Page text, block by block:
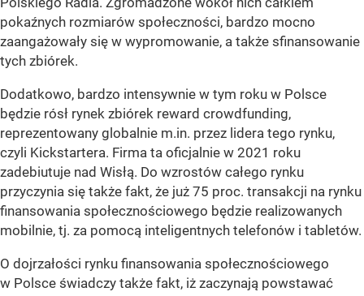
pokaźnych rozmiarów społeczności, bardzo mocno
zaangażowały się w wypromowanie, a także sfinansowanie
tych zbiórek.
Dodatkowo, bardzo intensywnie w tym roku w Polsce
będzie rósł rynek zbiórek reward crowdfunding,
reprezentowany globalnie m.in. przez lidera tego rynku,
czyli Kickstartera. Firma ta oficjalnie w 2021 roku
zadebiutuje nad Wisłą. Do wzrostów całego rynku
przyczynia się także fakt, że już 75 proc. transakcji na rynku
finansowania społecznościowego będzie realizowanych
mobilnie, tj. za pomocą inteligentnych telefonów i tabletów.
O dojrzałości rynku finansowania społecznościowego
w Polsce świadczy także fakt, iż zaczynają powstawać